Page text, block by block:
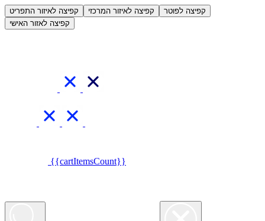
קפיצה לאיזור התפריט קפיצה לאיזור המרכזי
קפיצה לפוטר
קפיצה לאזור האישי
{{cartItemsCount}}